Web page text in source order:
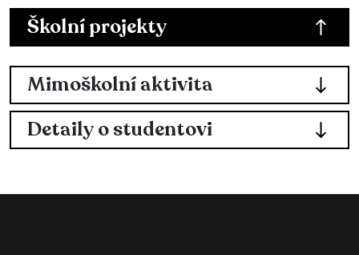
Školní projekty
Mimoškolní aktivita
Detaily o studentovi